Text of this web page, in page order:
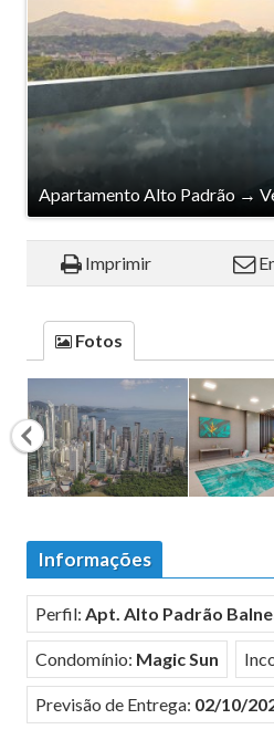
Apartamento Alto Padrão →
Imprimir
Fotos
Informações
Perfil: Apt. Alto Padrão
Condomínio: Magic Sun
Previsão de Entrega: 02/10/